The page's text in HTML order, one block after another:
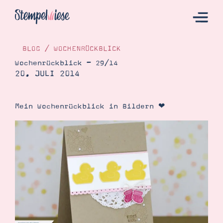
Katalog
Kontakt
Angebote
BLOG / WOCHENRÜCKBLICK
Wochenrückblick – 29/14
20. JULI 2014
Mein Wochenrückblick in Bildern ❤